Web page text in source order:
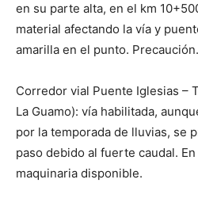
en su parte alta, en el km
material afectando la vía y
amarilla en el punto. Precaución.
Corredor vial Puente Iglesias –
La Guamo): vía habilitada,
por la temporada de lluvias, se
paso debido al fuerte caudal.
maquinaria disponible.